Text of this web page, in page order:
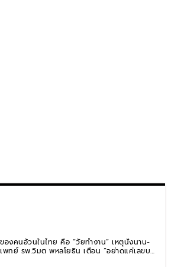
องคนอ้วนในไทย คือ “วัยทำงาน” เหตุนั่งนาน-
พทย์ รพ.วิมุต พหลโยธิน เตือน “อย่าดูแค่เลขบน